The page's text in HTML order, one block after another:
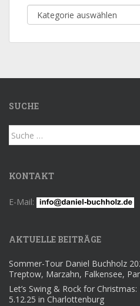
Themen-
Auswahl
SUCHE
Suche
nach:
KONTAKT
E-Mail:
AKTUELLE BEITRÄGE
Sommer-Tour Daniel Buchholz
Treptow, Marzahn, Falkensee,
Let’s Swing & Rock for
5.12.25 in Charlottenburg